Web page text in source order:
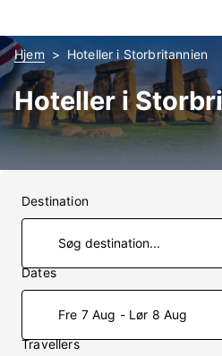
Hjem Hoteller i Storbritannien
Hoteller i
Destination
Dates
Fre 7 Aug - Lør 8 Aug
Travellers